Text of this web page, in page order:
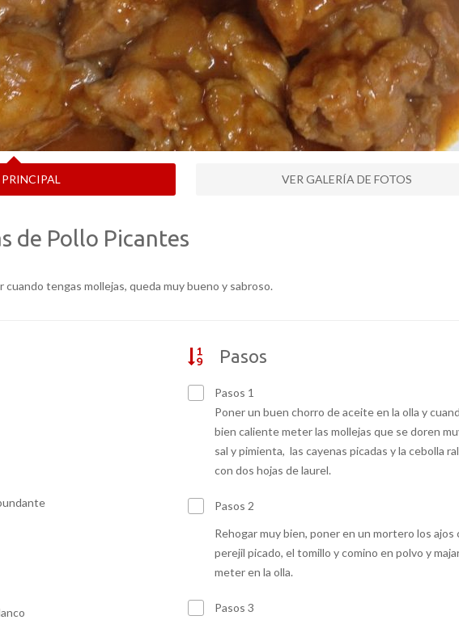
VER GALERÍA DE FOTOS
de Pollo Picantes
tengas mollejas, queda muy bueno y sabroso.
Pasos
Pasos 1
Poner un buen chorro de aceite en la olla y
bien caliente meter las mollejas que se doren
sal y pimienta, las cayenas picadas y la cebolla
con dos hojas de laurel.
Pasos 2
Rehogar muy bien, poner en un mortero los ajos
perejil picado, el tomillo y comino en polvo y
meter en la olla.
Pasos 3